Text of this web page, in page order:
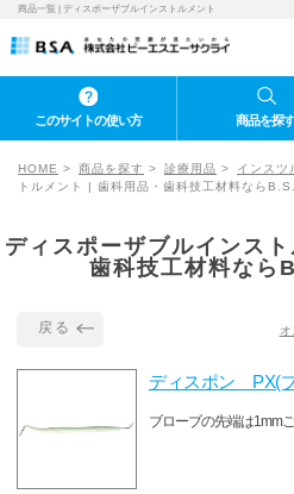
商品一覧 | ディスポーザブルインストルメント
このサイトの使い方 商品を探
HOME 商品を探す 診療用品 インスツ
トルメント | 歯科用品・歯科技工材料なら
ディスポーザブルインス
歯科技工材料なら
戻る
ディスポン PX(
ブローブの先端は1mm